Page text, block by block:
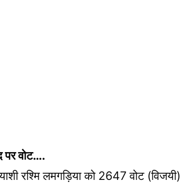
पर वोट….
रश्मि लमगड़िया को 2647 वोट (विजयी)